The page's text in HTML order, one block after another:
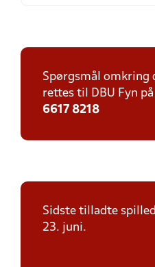
Spørgsmål omkring
rettes til DBU Fyn på
6617 8218
Sidste tilladte
23. juni.